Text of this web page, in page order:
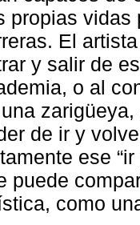
propias vidas
El
y salir de
o al
de ir y
ese
puede
como